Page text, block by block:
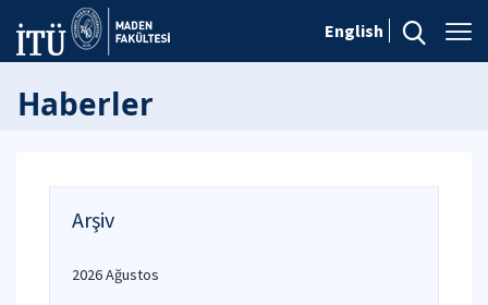
English
Haberler
Arşiv
2026 Ağustos